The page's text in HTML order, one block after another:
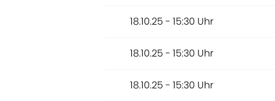
18.10.25 - 15:30 Uhr
18.10.25 - 15:30 Uhr
18.10.25 - 15:30 Uhr